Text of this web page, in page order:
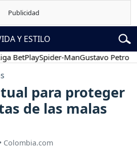
Y ESTILO
Spider-ManGustavo Petro
para proteger
de las malas
Colombia.com